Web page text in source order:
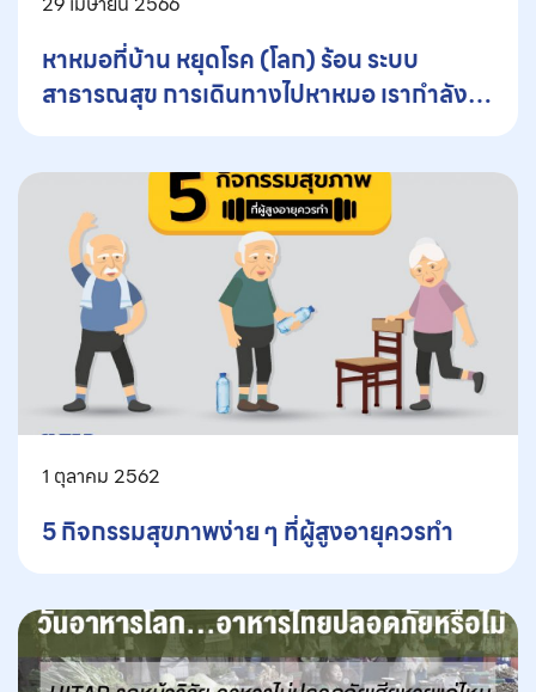
หาหมอที่บ้าน หยุดโรค (โลก) ร้อน ระบบ
สาธารณสุข การเดินทางไปหาหมอ เรากำลัง
1 ตุลาคม 2562
5 กิจกรรมสุขภาพง่าย ๆ ที่ผู้สูงอายุควรทำ